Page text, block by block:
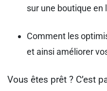
sur une boutique en
Comment les
et ainsi améliorer
Vous êtes prêt ? C’est